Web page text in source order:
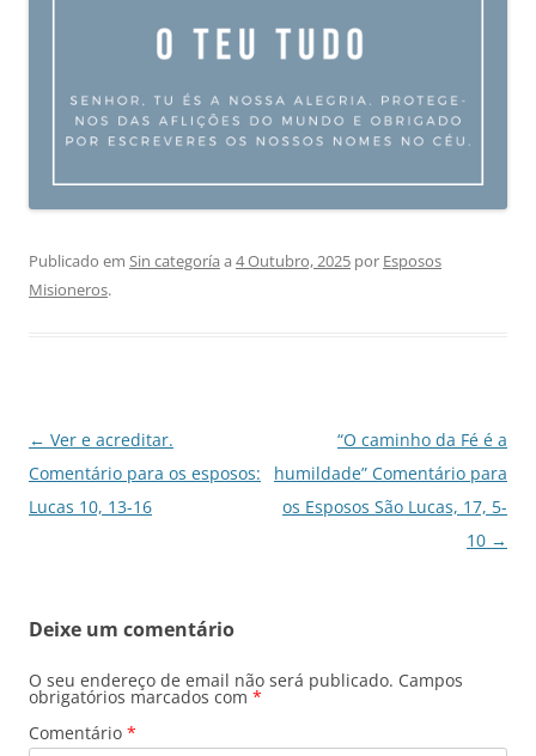
Publicado em Sin categoría a 4 Outubro, 2025 por Esposos
Misioneros.
Navegação
de
artigos
← Ver e acreditar.
Comentário para os esposos:
Lucas 10, 13-16
“O caminho da Fé é a
humildade” Comentário para
os Esposos São Lucas, 17, 5-
10 →
Deixe um comentário
O seu endereço de email não será publicado. Campos
obrigatórios marcados com *
Comentário *